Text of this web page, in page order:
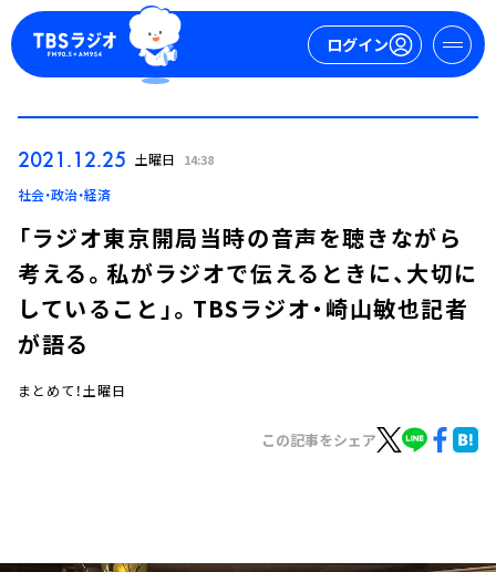
ログイン
今日の番組表
YouTube
2021.12.25 土曜日 14:38
社会・政治・経済
「ラジオ東京開局当時の音声を聴きながら
考える。私がラジオで伝えるときに、大切に
していること」。TBSラジオ・崎山敏也記者
が語る
まとめて！土曜日
この記事をシェア